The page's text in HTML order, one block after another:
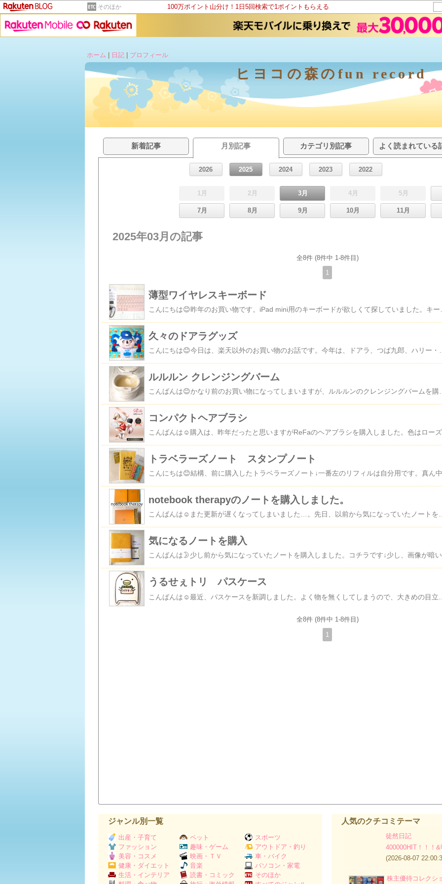
そのほか 100万ポイント山分け！1日5回検索で1ポイントもらえる
ホーム
日記 プロフィール
ヒヨコの森のfun record
新着記事 月別記事 カテゴリ別記事 よく読まれている
2026 2025 2024 2023 2022
1月 2月 3月 4月 5月
7月 8月 9月 10月 11月
2025年03月の記事
全8件 (8件中 1-8件目)
1
薄型ワイヤレスキーボード
久々のドアラグッズ
ルルルン クレンジングバーム
こんばんは😊かなり前のお買い物になってしまいますが、ルルルンのクレンジングバームを購入しました。以前、一度だけSMOOTH REDを使ってみましたがHYDRATE WHITEを購入しました。いつもいつも画像が大きくてすみません…。バームなので、テクスチャーは少し硬めです。初めて使った日は、洗い上がりが少しつっぱるような感じがしました。2回目以降は、特につっぱる感じもなく、しっとりしてるのかしてないのか…?といった印象です。こちらのバームは使い終わったので、現在はまたSMOOTH REDを購入して使っています。エイジングケアは必要なので、自分の肌に合うクレンジングを見つけたいと思います。今日も、最後まで読んで頂きありがとうございます✨気になった方は、コチラをチェックしてみてくださいね↓【公式】ルルルン クレンジングバーム ルルルン クレンジング トーニングバーム バーム ルルルン公式 バームクレンジング クレンジングジェル クレンジングオイル 毛穴 クリーム リムーバー メイク落とし トーニング価格：2,420円（税込、送料無料) (2025/3/19時点)楽天で購入
コンパクトヘアブラシ
こんばんは☺️購入は、昨年だったと思いますがReFaのヘアブラシを購入しました。色は
トラベラーズノート スタンプノート
notebook therapyのノートを購入しました。
気になるノートを購入
うるせぇトリ パスケース
全8件 (8件中 1-8件目)
1
ジャンル別一覧
出産・子育て
ファッション
美容・コスメ
健康・ダイエット
生活・インテリア
ペット
趣味・ゲーム
映画・ＴＶ
音楽
読書・コミック
スポーツ
アウトドア・釣り
車・バイク
パソコン・家電
そのほか
人気のクチコミテーマ
徒然日記
400000HIT！！！
(2026-08-07
株主優待コレクシ